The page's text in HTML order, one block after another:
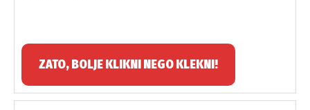
ZATO, BOLJE KLIKNI NEGO KLEKNI!